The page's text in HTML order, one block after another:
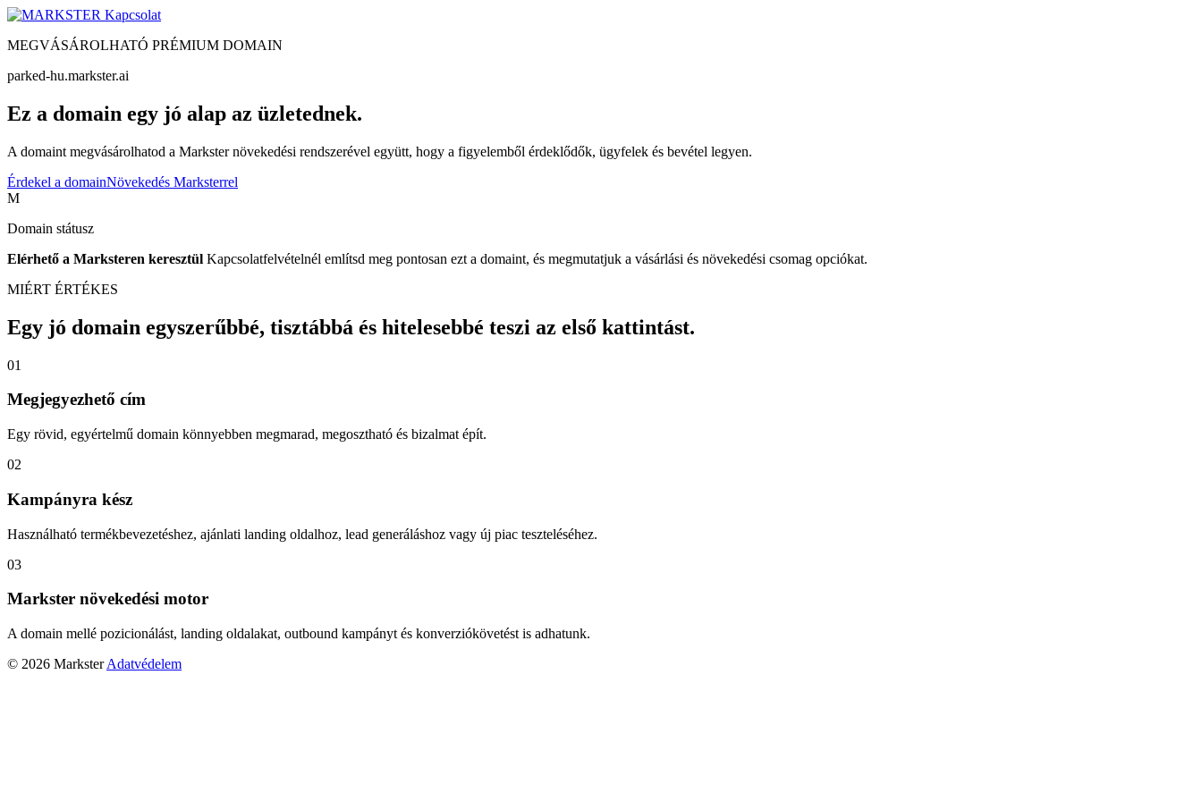
Kapcsolat
MEGVÁSÁROLHATÓ PRÉMIUM DOMAIN
parked-hu.markster.ai
Ez a domain egy jó alap az üzletednek.
A domaint megvásárolhatod a Markster növekedési rendszerével együtt, hogy a figyelemből érdeklődők, ügyfelek és bevétel legyen.
Érdekel a domainNövekedés Marksterrel
M
Domain státusz
Elérhető a Marksteren keresztül Kapcsolatfelvételnél említsd meg pontosan ezt a domaint, és megmutatjuk a vásárlási és növekedési csomag opciókat.
MIÉRT ÉRTÉKES
Egy jó domain egyszerűbbé, tisztábbá és hitelesebbé teszi az első kattintást.
01
Megjegyezhető cím
Egy rövid, egyértelmű domain könnyebben megmarad, megosztható és bizalmat épít.
02
Kampányra kész
Használható termékbevezetéshez, ajánlati landing oldalhoz, lead generáláshoz vagy új piac teszteléséhez.
03
Markster növekedési motor
A domain mellé pozicionálást, landing oldalakat, outbound kampányt és konverziókövetést is adhatunk.
© 2026 Markster Adatvédelem